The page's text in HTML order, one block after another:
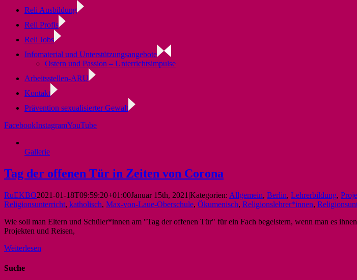
Reli Ausbildung
Reli Profis
Reli Jobs
Infomaterial und Unterstützungsangebote
Ostern und Passion – Unterrichtsimpulse
Arbeitsstellen-ARU
Kontakt
Prävention sexualisierter Gewalt
FacebookInstagramYouTube
Gallerie
Tag der offenen Tür in Zeiten von Corona
RuEKBO2021-01-18T09:59:20+01:00Januar 15th, 2021 |Kategorien: Allgemein, Berlin, Lehrerbildung,
Religionsunterricht, katholisch, Max-von-Laue-Oberschule, Ökumenisch, Religionslehrer*innen,
Wie soll man Eltern und Schüler*innen am "Tag der offenen Tür" für ein Fach begeistern, wenn man es
Projekten und Reisen,
Weiterlesen
Suche